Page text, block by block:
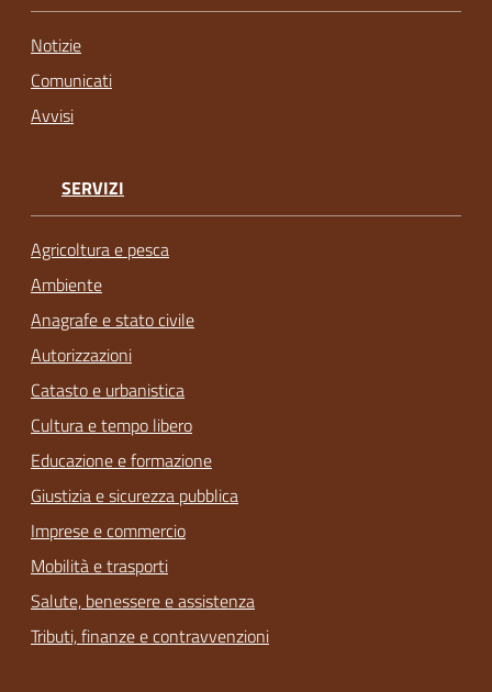
Notizie
Comunicati
Avvisi
SERVIZI
Agricoltura e pesca
Ambiente
Anagrafe e stato civile
Autorizzazioni
Catasto e urbanistica
Cultura e tempo libero
Educazione e formazione
Giustizia e sicurezza pubblica
Imprese e commercio
Mobilità e trasporti
Salute, benessere e assistenza
Tributi, finanze e contravvenzioni